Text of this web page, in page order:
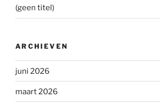
(geen titel)
ARCHIEVEN
juni 2026
maart 2026